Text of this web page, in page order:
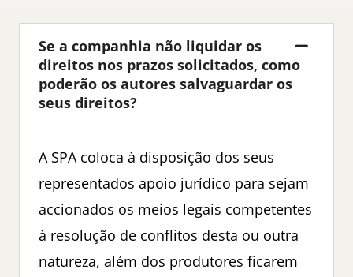
Se a companhia não liquidar os
direitos nos prazos solicitados, como
poderão os autores salvaguardar os
seus direitos?
A SPA coloca à disposição dos seus
representados apoio jurídico para sejam
accionados os meios legais competentes
à resolução de conflitos desta ou outra
natureza, além dos produtores ficarem